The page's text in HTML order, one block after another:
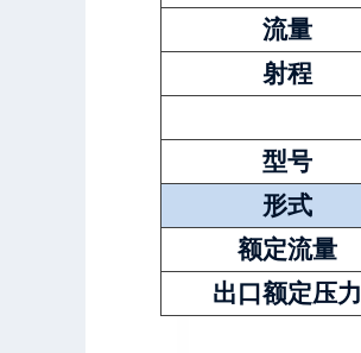
流量
射程
型号
形式
额定流量
出口额定压力